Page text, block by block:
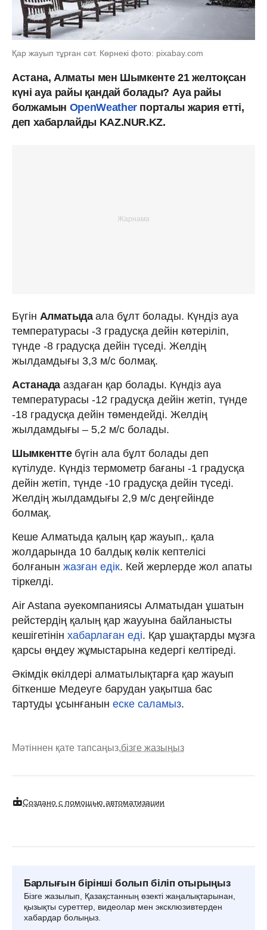
Қар жауып тұрған сәт. Көрнекі фото: pixabay.com
Астана, Алматы мен Шымкенте 21 желтоқсан
күні ауа райы қандай болады? Ауа райы
болжамын OpenWeatherпорталы жария етті,
деп хабарлайды KAZ.NUR.KZ.
Бүгін Алматыдаала бұлт болады. Күндіз ауа
температурасы -3 градусқа дейін көтеріліп,
түнде -8 градусқа дейін түседі. Желдің
жылдамдығы 3,3 м/с болмақ.
Астанада аздаған қар болады. Күндіз ауа
температурасы -12 градусқа дейін жетіп, түнде
-18 градусқа дейін төмендейді. Желдің
жылдамдығы – 5,2 м/с болады.
Шымкентте бүгін ала бұлт болады деп
күтілуде. Күндіз термометр бағаны -1 градусқа
дейін жетіп, түнде -10 градусқа дейін түседі.
Желдің жылдамдығы 2,9 м/с деңгейінде
болмақ.
Кеше Алматыда қалың қар жауып,. қала
жолдарында 10 балдық көлік кептелісі
болғанын жазған едік. Кей жерлерде жол апаты
тіркелді.
Air Astana әуекомпаниясы Алматыдан ұшатын
рейстердің қалың қар жаууына байланысты
кешігетінін хабарлаған еді. Қар ұшақтарды мұзға
қарсы өңдеу жұмыстарына кедергі келтіреді.
Әкімдік өкілдері алматылықтарға қар жауып
біткенше Медеуге барудан уақытша бас
тартуды ұсынғанын еске саламыз.
Мәтіннен қате тапсаңыз,бізге жазыңыз
Создано с помощью автоматизации
Барлығын бірінші болып біліп отырыңыз
Бізге жазылып, Қазақстанның өзекті жаңалықтарынан,
қызықты суреттер, видеолар мен эксклюзивтерден
хабардар болыңыз.